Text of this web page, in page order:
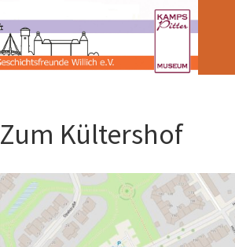
Zum Kültershof